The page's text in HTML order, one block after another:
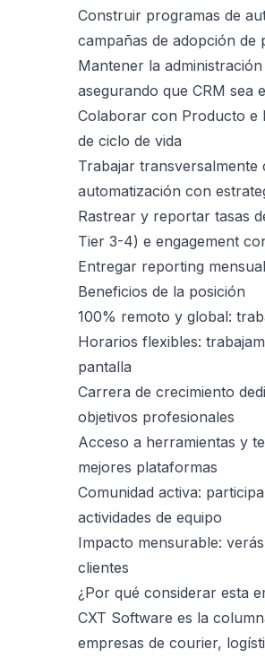
Construir programas de
campañas de adopción de
Mantener la
asegurando que CRM sea
Colaborar con Producto e
de ciclo de vida
Trabajar
automatización con
Rastrear y reportar tasas
Tier 3-4) e engagement
Entregar reporting
Beneficios de la posición
100% remoto y global:
Horarios flexibles:
pantalla
Carrera de crecimiento
objetivos profesionales
Acceso a herramientas y
mejores plataformas
Comunidad activa:
actividades de equipo
Impacto mensurable:
clientes
¿Por qué considerar esta
CXT Software es la
empresas de courier,